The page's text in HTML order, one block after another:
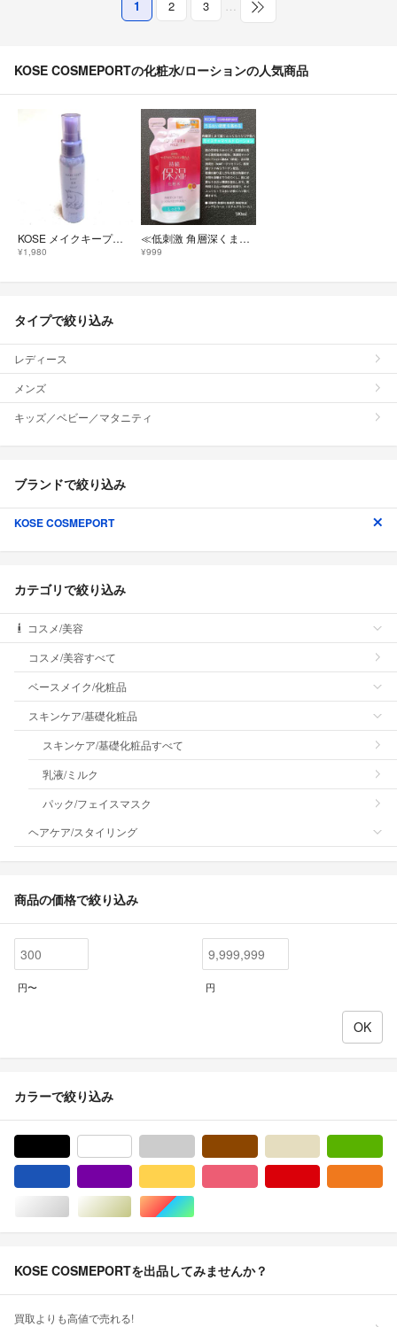
1 2 3 …
KOSE COSMEPORTの化粧水/ローションの人気商品
KOSE メイクキープミスト EX MOIST ムーミン コラボ 85mL ラベンダーブーケの香り 新品未開封 匿名配送
¥1,980
≪低刺激 角層深くまで届くふっくらハリつや肌へ≫ モイスチュアマイルド ローション
¥999
タイプで絞り込み
レディース
メンズ
キッズ／ベビー／マタニティ
ブランドで絞り込み
KOSE COSMEPORT
カテゴリで絞り込み
コスメ/美容
コスメ/美容すべて
ベースメイク/化粧品
スキンケア/基礎化粧品
スキンケア/基礎化粧品すべて
乳液/ミルク
パック/フェイスマスク
ヘアケア/スタイリング
商品の価格で絞り込み
円〜 円
カラーで絞り込み
シルバー/銀色系ゴールド/金色系マルチカラー
KOSE COSMEPORTを出品してみませんか？
買取よりも高値で売れる!